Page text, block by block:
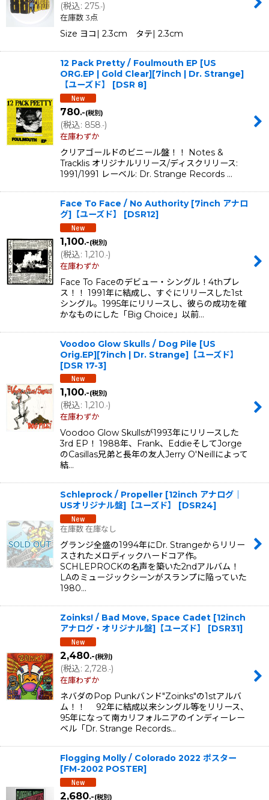
(税込: 275.-)
在庫数 3点
Size ヨコ| 2.3cm タテ| 2.3cm
12 Pack Pretty / Foulmouth EP [US
ORG.EP | Gold Clear][7inch | Dr. Strange]
【ユーズド】
[DSR 8]
780.-(税別)
(税込: 858.-)
在庫わずか
クリアゴールドのビニール盤！！ Notes &
Tracklis オリジナルリリース/ディスクリリース:
1991/1991 レーベル: Dr. Strange Records …
Face To Face / No Authority [7inch アナロ
グ]【ユーズド】
[DSR12]
1,100.-(税別)
(税込: 1,210.-)
在庫わずか
Face To Faceのデビュー・シングル！4thプレ
ス！！ 1991年に結成し、すぐにリリースした1st
シングル。1995年にリリースし、彼らの成功を確
かなものにした「Big Choice」以前…
Voodoo Glow Skulls / Dog Pile [US
Orig.EP][7inch | Dr. Strange]【ユーズド】
[DSR 17-3]
1,100.-(税別)
(税込: 1,210.-)
在庫わずか
Voodoo Glow Skullsが1993年にリリースした
3rd EP！ 1988年、Frank、EddieそしてJorge
のCasillas兄弟と長年の友人Jerry O'Neillによって
結…
Schleprock / Propeller [12inch アナログ｜
USオリジナル盤]【ユーズド】
[DSR24]
在庫数 在庫なし
グランジ全盛の1994年にDr. Strangeからリリー
スされたメロディックハードコア作。
SCHLEPROCKの名声を築いた2ndアルバム！
LAのミュージックシーンがスランプに陥っていた
1980…
Zoinks! / Bad Move, Space Cadet [12inch
アナログ・オリジナル盤]【ユーズド】
[DSR31]
2,480.-(税別)
(税込: 2,728.-)
在庫わずか
ネバダのPop Punkバンド"Zoinks"の1stアルバ
ム！！ 92年に結成以来シングル等をリリース、
95年になって南カリフォルニアのインディーレー
ベル「Dr. Strange Records…
Flogging Molly / Colorado 2022 ポスター
[FM-2002 POSTER]
2,680.-(税別)